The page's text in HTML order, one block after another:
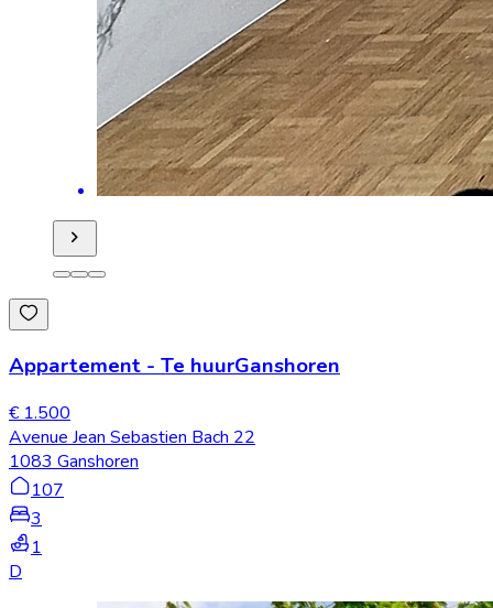
Appartement - Te huurGanshoren
€ 1.500
Avenue Jean Sebastien Bach 22
1083 Ganshoren
107
3
1
D